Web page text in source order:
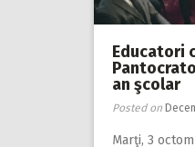
Educatori
an şcolar
Posted on
Marţi, 3